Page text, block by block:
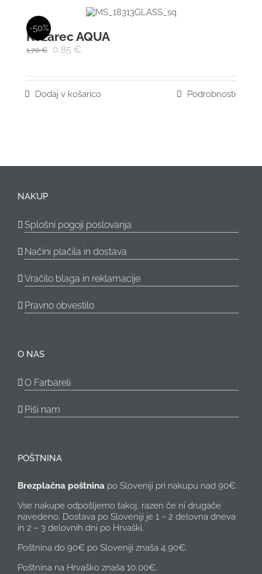
-50%
Kozarec AQUA
1,70€ 0,85 €
Dodaj v košarico Podrobnosti
NAKUP
Splošni pogoji poslovanja
Načini plačila in dostava
Vračilo blaga in reklamacije
Pravno obvestilo
O NAS
O Farbareli
Piši nam
POŠTNINA
Brezplačna poštnina po Sloveniji pri nakupu nad 90€.
Vse nakupe odpošljemo takoj, razen če ni drugače
navedeno. Dostava po Sloveniji je 1 – 2 delovna dneva
in 2 – 3 delovnih dni po Hrvaški.
Poštnina do 90€ po Sloveniji znaša 4,90€.
Poštnina na Hrvaško znaša 10,00€.